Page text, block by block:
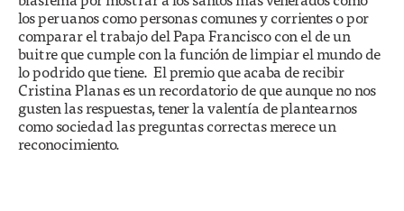
los peruanos como personas comunes y corrientes o por
comparar el trabajo del Papa Francisco con el de un
buitre que cumple con la función de limpiar el mundo de
lo podrido que tiene. El premio que acaba de recibir
Cristina Planas es un recordatorio de que aunque no nos
gusten las respuestas, tener la valentía de plantearnos
como sociedad las preguntas correctas merece un
reconocimiento.